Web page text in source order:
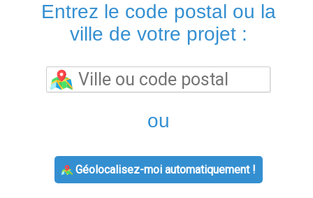
Entrez le code postal ou la
ville de votre projet :
ou
Géolocalisez-moi automatiquement !